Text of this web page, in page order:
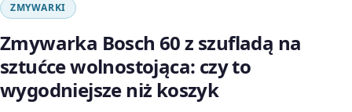
ZMYWARKI
Zmywarka Bosch 60 z szufladą na
sztućce wolnostojąca: czy to
wygodniejsze niż koszyk